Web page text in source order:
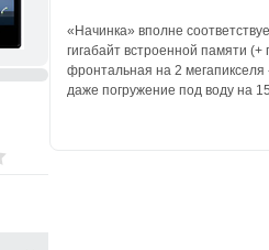
«Начинка» вполне
гигабайт встроенной памяти
фронтальная на 2 мегапикселя
даже погружение под воду на